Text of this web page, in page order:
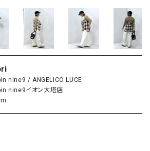
nine9 / ANGELICO LUCE
nine9イオン大塔店